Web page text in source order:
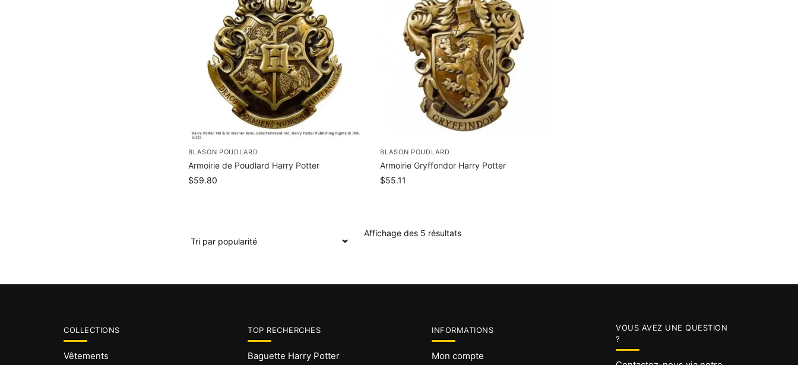
BLASON POUDLARD
Armoirie de Poudlard Harry Potter
$59.80
BLASON POUDLARD
Armoirie Gryffondor Harry Potter
$55.11
Affichage des 5 résultats
COLLECTIONS
Vêtements
TOP RECHERCHES
Baguette Harry Potter
INFORMATIONS
Mon compte
VOUS AVEZ UNE QUESTION
?